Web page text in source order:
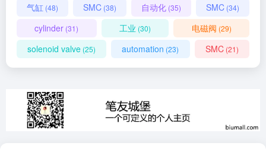
气缸 (48) SMC (38) 自动化 (35) SMC (34)
cylinder (31) 工业 (30) 电磁阀 (29)
solenoid valve (25) automation (23) SMC(21)